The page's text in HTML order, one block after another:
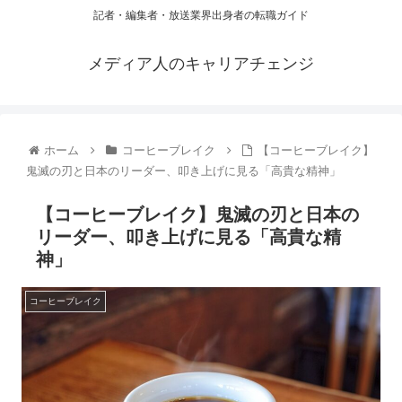
記者・編集者・放送業界出身者の転職ガイド
メディア人のキャリアチェンジ
ホーム コーヒーブレイク
【コーヒーブレイク】
鬼滅の刃と日本のリーダー、叩き上げに見る「高貴な精神」
【コーヒーブレイク】鬼滅の刃と日本の
リーダー、叩き上げに見る「高貴な精
神」
コーヒーブレイク